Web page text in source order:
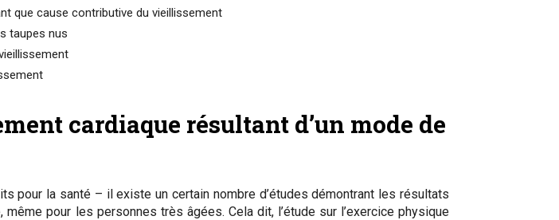
que cause contributive du vieillissement
taupes nus
cardiaque résultant d’un mode de
pour la santé – il existe un certain nombre d’études démontrant les résultats
pour les personnes très âgées. Cela dit, l’étude sur l’exercice physique